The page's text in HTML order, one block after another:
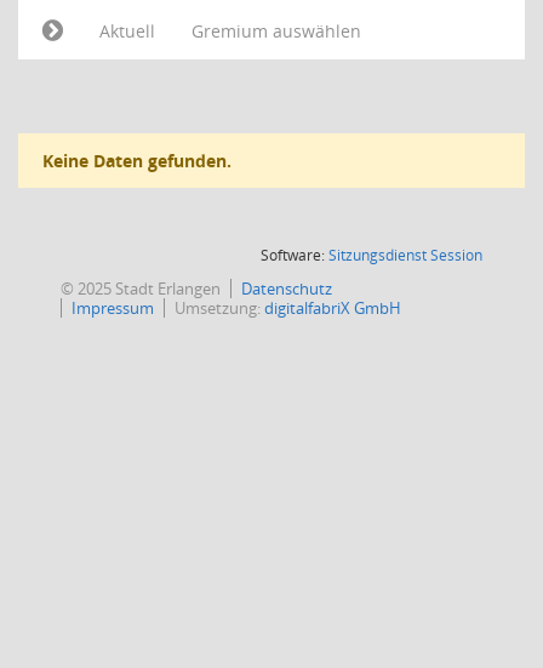
Aktuell
Gremium auswählen
Keine Daten gefunden.
Software:SitzungsdienstSession(Wird in
© 2025 Stadt Erlangen
Datenschutz
Impressum
Umsetzung:digitalfabriX GmbH